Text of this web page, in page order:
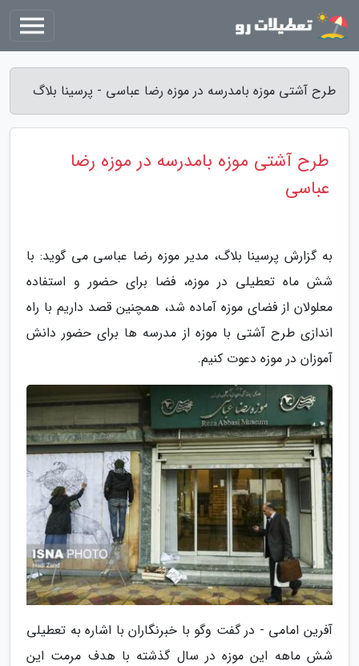
طرح آشتی موزه بامدرسه در موزه رضا عباسی - پرسینا بلاگ
طرح آشتی موزه بامدرسه در موزه رضا
عباسی
به گزارش پرسینا بلاگ، مدیر موزه رضا عباسی می گوید: با
شش ماه تعطیلی در موزه، فضا برای حضور و استفاده
معلولان از فضای موزه آماده شد، همچنین قصد داریم با راه
اندازی طرح آشتی با موزه از مدرسه ها برای حضور دانش
آموزان در موزه دعوت کنیم.
آفرین امامی - در گفت وگو با خبرنگاران با اشاره به تعطیلی
شش ماهه این موزه در سال گذشته با هدف مرمت این